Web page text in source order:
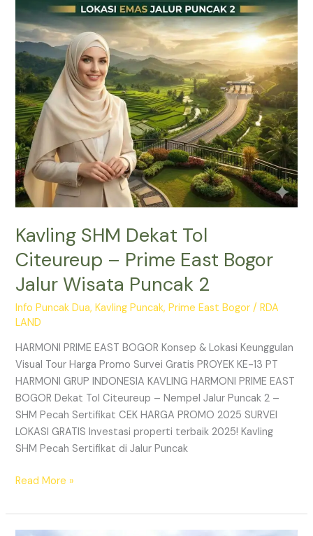
Kavling SHM Dekat Tol
Citeureup – Prime East Bogor
Jalur Wisata Puncak 2
Info Puncak Dua,Kavling Puncak,Prime East Bogor /RDA
LAND
HARMONI PRIME EAST BOGOR Konsep & Lokasi Keunggulan
Visual Tour Harga Promo Survei Gratis PROYEK KE-13 PT
HARMONI GRUP INDONESIA KAVLING HARMONI PRIME EAST
BOGOR Dekat Tol Citeureup – Nempel Jalur Puncak 2 –
SHM Pecah Sertifikat CEK HARGA PROMO 2025 SURVEI
LOKASI GRATIS Investasi properti terbaik 2025! Kavling
SHM Pecah Sertifikat di Jalur Puncak
–
Prime
East
Bogor
Jalur
Wisata
Puncak
2
Read More »